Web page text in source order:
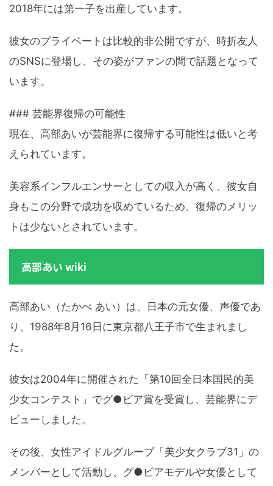
2018年には第一子を出産しています。
彼女のプライベートは比較的非公開ですが、時折友人
のSNSに登場し、その姿がファンの間で話題となって
います。
### 芸能界復帰の可能性
現在、高部あいが芸能界に復帰する可能性は低いと考
えられています。
美容系インフルエンサーとしての収入が高く、彼女自
身もこの分野で成功を収めているため、復帰のメリッ
トは少ないとされています。
高部あい wiki
高部あい（たかべ あい）は、日本の元女優、声優であ
り、1988年8月16日に東京都八王子市で生まれまし
た。
彼女は2004年に開催された「第10回全日本国民的美
少女コンテスト」でグ●ビア賞を受賞し、芸能界にデ
ビューしました。
その後、女性アイドルグループ「美少女クラブ31」の
メンバーとして活動し、グ●ビアモデルや女優として